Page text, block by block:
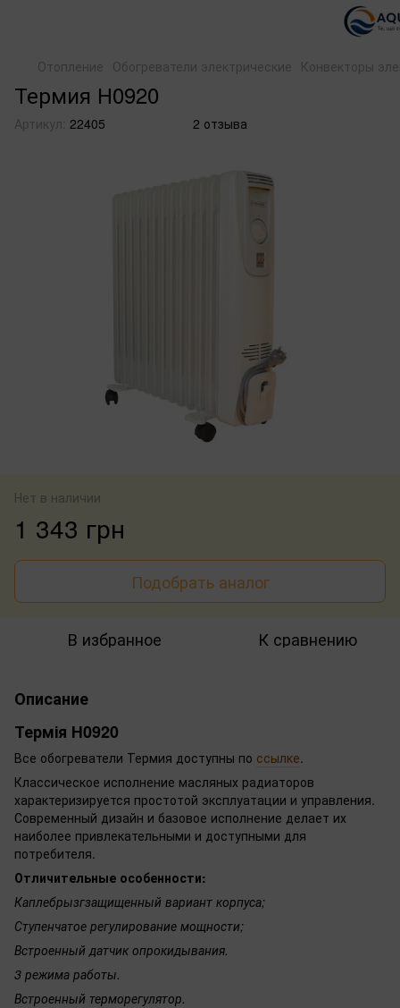
Отопление Обогреватели электрические Конвекторы
Термия Н0920
Артикул: 22405 2 отзыва
Нет в наличии
1 343 грн
Подобрать аналог
В избранное К сравнению
Описание
Термія Н0920
Все обогреватели Термия доступны по ссылке.
Классическое исполнение масляных радиаторов
характеризируется простотой эксплуатации и управления.
Современный дизайн и базовое исполнение делает их
наиболее привлекательными и доступными для
потребителя.
Отличительные особенности:
Каплебрызгзащищенный вариант корпуса;
Ступенчатое регулирование мощности;
Встроенный датчик опрокидывания.
3 режима работы.
Встроенный терморегулятор.